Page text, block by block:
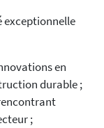
exceptionnelle
en
durable ;
;